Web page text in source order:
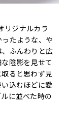
リジナルカラ
たような、や
ふんわりと広
陰影を見せて
ると思わず見
込むほどに愛
に並べた時の